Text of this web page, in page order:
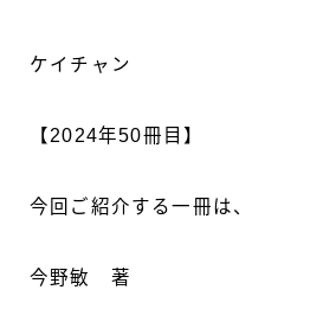
ケイチャン
【2024年50冊目】
今回ご紹介する一冊は、
今野敏 著